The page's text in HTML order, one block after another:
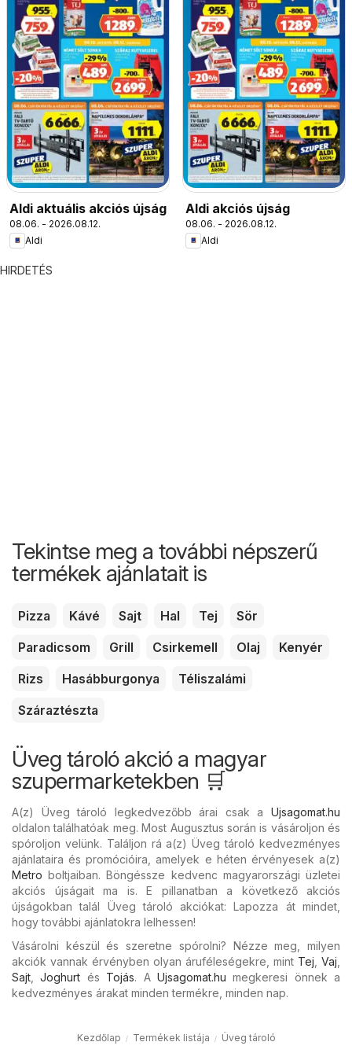
Aldi aktuális akciós újság
08.06. - 2026.08.12.
Aldi
Aldi akciós újság
08.06. - 2026.08.12.
Aldi
HIRDETÉS
Tekintse meg a további népszerű
termékek ajánlatait is
Pizza Kávé Sajt Hal Tej
Sör
Paradicsom
Grill Csirkemell Olaj
Kenyér
Rizs
Hasábburgonya
Téliszalámi
Száraztészta
Üveg tároló akció a magyar
szupermarketekben 🛒
A(z) Üveg tároló legkedvezőbb árai csak a Ujsagomat.hu
oldalon találhatóak meg. Most Augusztus során is vásároljon és
spóroljon velünk. Találjon rá a(z) Üveg tároló kedvezményes
ajánlataira és promócióira, amelyek e héten érvényesek a(z)
Metro boltjaiban. Böngéssze kedvenc magyarországi üzletei
akciós újságait ma is. E pillanatban a következő akciós
újságokban talál Üveg tároló akciókat: Lapozza át mindet,
hogy további ajánlatokra lelhessen!
Vásárolni készül és szeretne spórolni? Nézze meg, milyen
akciók vannak érvényben olyan áruféleségekre, mint Tej Vaj
Sajt ,Joghurt és Tojás. A Ujsagomat.hu megkeresi önnek a
kedvezményes árakat minden termékre, minden nap.
Kezdőlap Termékek listája Üveg tároló